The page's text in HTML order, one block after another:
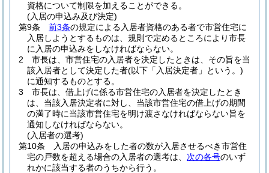
資格について制限を加えることができる。
(入居の申込み及び決定)
第9条
前3条の規定による入居者資格のある者で市営住宅に
入居しようとするものは、規則で定めるところにより市長
に入居の申込みをしなければならない。
2
市長は、市営住宅の入居者を決定したときは、その旨を当
該入居者として決定した者(以下「入居決定者」という。)
に通知するものとする。
3
市長は、借上げに係る市営住宅の入居者を決定したとき
は、当該入居決定者に対し、当該市営住宅の借上げの期間
の満了時に当該市営住宅を明け渡さなければならない旨を
通知しなければならない。
(入居者の選考)
第10条
入居の申込みをした者の数が入居させるべき市営住
宅の戸数を超える場合の入居者の選考は、 次の各号のいず
れかに該当する者のうちから行う。